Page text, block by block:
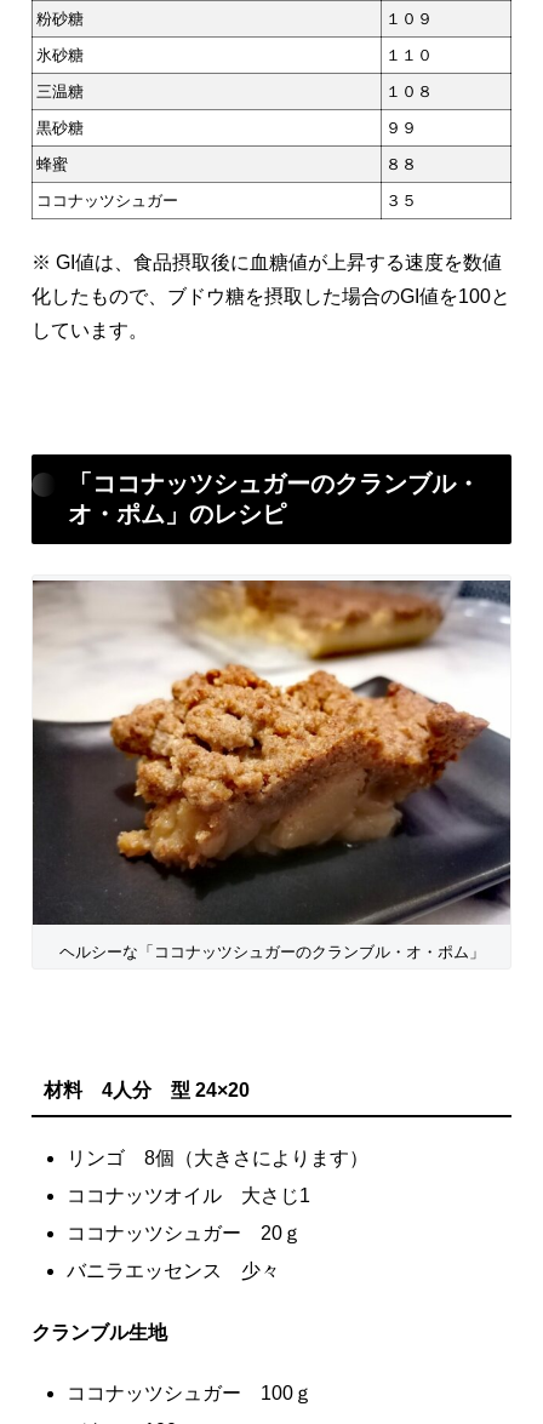
粉砂糖
１０９
氷砂糖
１１０
三温糖
１０８
黒砂糖
９９
蜂蜜
８８
ココナッツシュガー
３５
※ GI値は、食品摂取後に血糖値が上昇する速度を数値
化したもので、ブドウ糖を摂取した場合のGI値を100と
しています。
「ココナッツシュガーのクランブル・
オ・ポム」のレシピ
ヘルシーな「ココナッツシュガーのクランブル・オ・ポム」
材料 4人分 型 24×20
リンゴ 8個（大きさによります）
ココナッツオイル 大さじ1
ココナッツシュガー 20ｇ
バニラエッセンス 少々
クランブル生地
ココナッツシュガー 100ｇ